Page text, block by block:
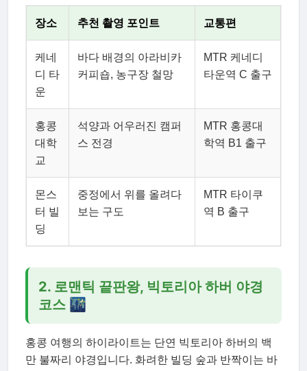
장소 추천 촬영 포인트 교통편
케네
디 타
운
바다 배경의 아라비카
커피숍, 농구장 철망
MTR 케네디
타운역 C 출구
홍콩
대학
교
석양과 어우러진 캠퍼
스 전경
MTR 홍콩대
학역 B1 출구
몬스
터 빌
딩
중정에서 위를 올려다
보는 구도
MTR 타이쿠
역 B 출구
2. 로맨틱 끝판왕, 빅토리아 하버 야경
코스 🌃
홍콩 여행의 하이라이트는 단연 빅토리아 하버의 백
만 불짜리 야경입니다. 화려한 빌딩 숲과 반짝이는 바